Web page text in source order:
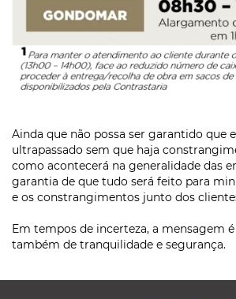
Ainda que não possa ser garantido que
ultrapassado sem que haja
como acontecerá na generalidade das
garantia de que tudo será feito para
e os constrangimentos junto dos
Em tempos de incerteza, a mensagem
também de tranquilidade e segurança.